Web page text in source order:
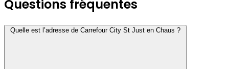
Questions fréquentes
Quelle est l’adresse de Carrefour City St Just en Chaus ?